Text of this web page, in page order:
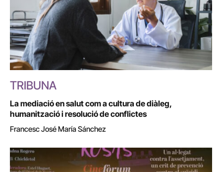
TRIBUNA
La mediació en salut com a cultura de diàleg,
humanització i resolució de conflictes
Francesc José María Sánchez